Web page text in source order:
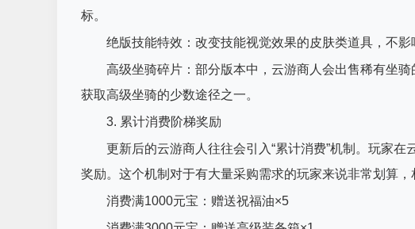
标。
绝版技能特效：改变技能视觉效果的皮肤类道具，不
高级坐骑碎片：部分版本中，云游商人会出售稀有坐
获取高级坐骑的少数途径之一。
3. 累计消费阶梯奖励
更新后的云游商人往往会引入“累计消费”机制。玩家
奖励。这个机制对于有大量采购需求的玩家来说非常划算，
消费满1000元宝：赠送祝福油×5